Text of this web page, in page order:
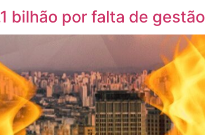
bilhão por falta de gestão